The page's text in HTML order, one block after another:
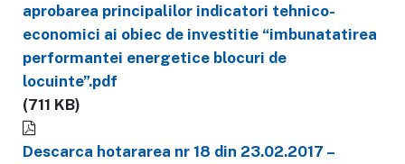
aprobarea principalilor indicatori tehnico-
economici ai obiec de investitie “imbunatatirea
performantei energetice blocuri de
locuinte”.pdf
(711 KB)
Descarca hotararea nr 18 din 23.02.2017 –